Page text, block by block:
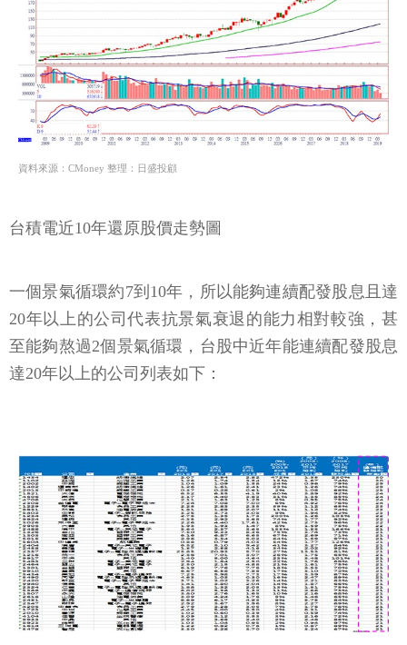
資料來源：CMoney 整理：日盛投顧
台積電近10年還原股價走勢圖
一個景氣循環約7到10年，所以能夠連續配發股息且達
20年以上的公司代表抗景氣衰退的能力相對較強，甚
至能夠熬過2個景氣循環，台股中近年能連續配發股息
達20年以上的公司列表如下：